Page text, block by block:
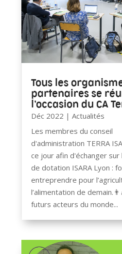
Tous les
partenaires se
l’occasion du CA
Déc 2022 | Actualités
Les membres du conseil
d'administration TERRA
ce jour afin d'échanger
de dotation ISARA Lyon :
entreprendre pour
l’alimentation de
futurs acteurs du monde...